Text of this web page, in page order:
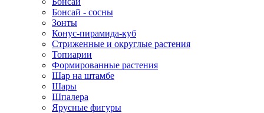
Бонсай - сосны
Зонты
Конус-пирамида-куб
Стриженные и округлые растения
Топиарии
Формированные растения
Шар на штамбе
Шары
Шпалера
Ярусные фигуры